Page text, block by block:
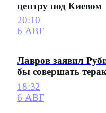
центру под Киевом
20:10
6 АВГ
Лавров заявил
бы совершать
18:32
6 АВГ